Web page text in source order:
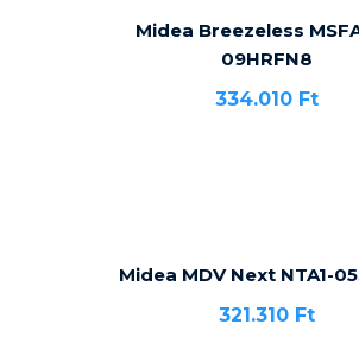
Midea Breezeless
09HRFN8
334.010 Ft
Midea MDV Next NTA1-
321.310 Ft